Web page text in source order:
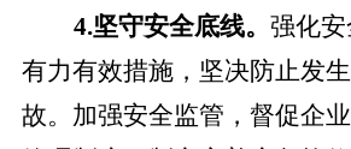
4.坚守安全底线。 强化
有力有效措施，坚决防止发
故。加强安全监管，督促企